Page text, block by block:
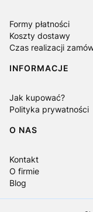
Formy płatności
Koszty dostawy
Czas realizacji
INFORMACJE
Jak kupować?
Polityka prywatności
O NAS
Kontakt
O firmie
Blog